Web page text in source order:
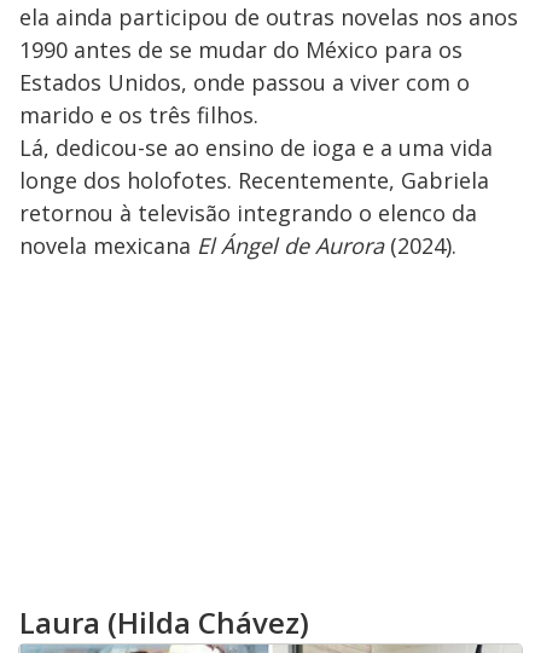
ela ainda participou de outras novelas nos anos
1990 antes de se mudar do México para os
Estados Unidos, onde passou a viver com o
marido e os três filhos.
Lá, dedicou-se ao ensino de ioga e a uma vida
longe dos holofotes. Recentemente, Gabriela
retornou à televisão integrando o elenco da
novela mexicana El Ángel de Aurora(2024).
Laura (Hilda Chávez)